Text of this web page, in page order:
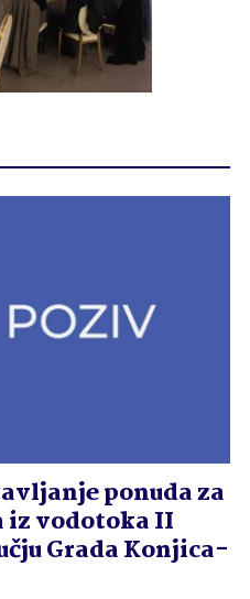
ponuda za
vodotoka II
Grada Konjica-